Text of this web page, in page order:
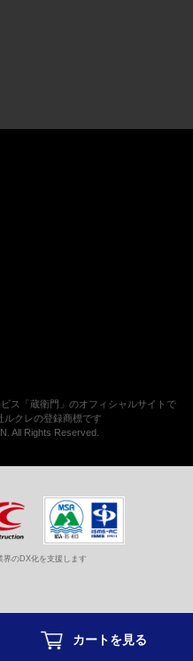
カートを見る
ス「蔵衛門」のオフィシャルサイトで
ルクレの登録商標です
All Rights Reserved.
界のDX化を支援します